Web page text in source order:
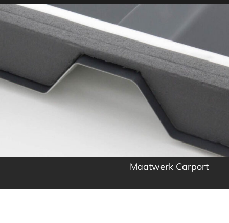
Maatwerk Carport